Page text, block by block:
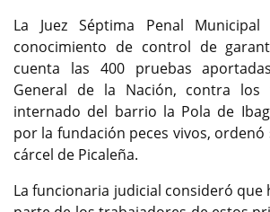
La Juez Séptima Penal
conocimiento de control de
cuenta las 400 pruebas
General de la Nación, contra los
internado del barrio la Pola de
por la fundación peces vivos,
cárcel de Picaleña.
La funcionaria judicial consideró que